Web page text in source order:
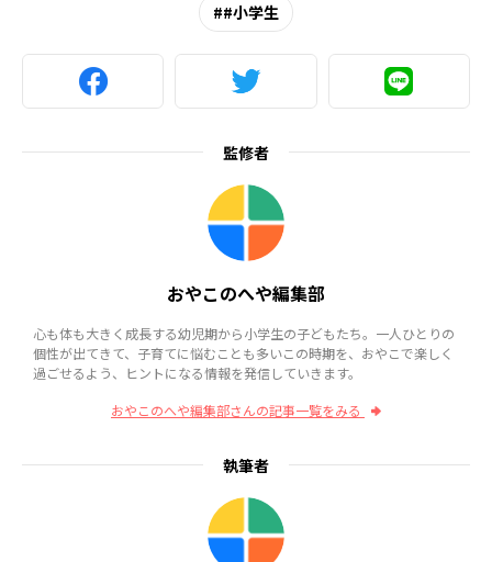
#小学生
監修者
おやこのへや編集部
心も体も大きく成長する幼児期から小学生の子どもたち。一人ひとりの
個性が出てきて、子育てに悩むことも多いこの時期を、おやこで楽しく
過ごせるよう、ヒントになる情報を発信していきます。
おやこのへや編集部さんの記事一覧をみる
執筆者